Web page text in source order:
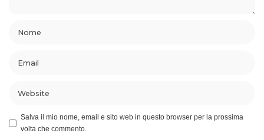
Salva il mio nome, email e sito web in questo browser per la prossima
volta che commento.